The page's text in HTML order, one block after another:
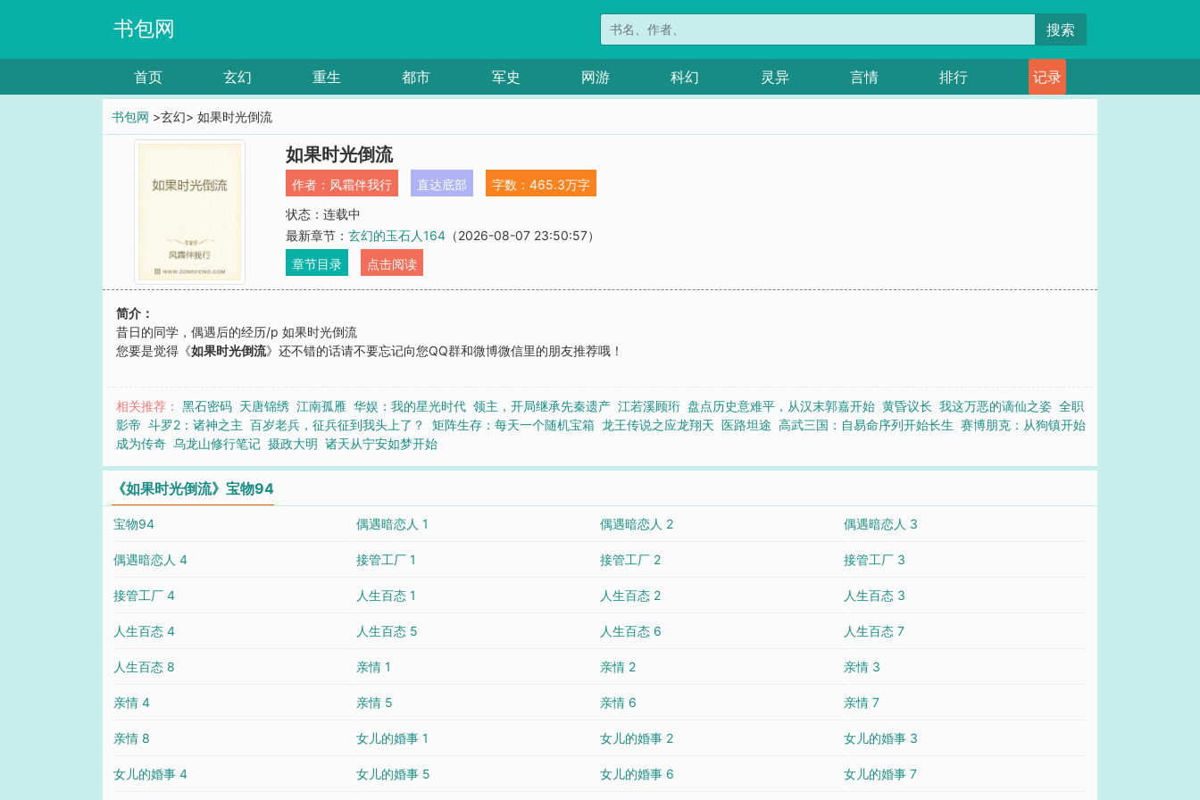
书包网 搜索
首页 玄幻 重生 都市 军史 网游 科幻 灵异 言情 排行 记录
书包网 >玄幻> 如果时光倒流
如果时光倒流
作者： 风霜伴我行 直达底部
字数：465.3万字
状态：连载中
最新章节：玄幻的玉石人164 （2026-08-07 23:50:57）
章节目录
点击阅读
简介：
昔日的同学，偶遇后的经历/p 如果时光倒流
您要是觉得《如果时光倒流》还不错的话请不要忘记向您QQ群和微博微信里的朋友推荐哦！
相关推荐：黑石密码 天唐锦绣 江南孤雁 华娱：我的星光时代 领主，开局继承先秦遗产 江若溪顾珩 盘点历史意难平，从汉末郭嘉开始 黄昏议长 我这万恶的谪仙之姿 全职
影帝 斗罗2：诸神之主 百岁老兵，征兵征到我头上了？ 矩阵生存：每天一个随机宝箱 龙王传说之应龙翔天 医路坦途 高武三国：自易命序列开始长生 赛博朋克：从狗镇开始
成为传奇 乌龙山修行笔记 摄政大明 诸天从宁安如梦开始
《如果时光倒流》宝物94
宝物94 偶遇暗恋人 1 偶遇暗恋人 2 偶遇暗恋人 3
偶遇暗恋人 4 接管工厂 1 接管工厂 2 接管工厂 3
接管工厂 4 人生百态 1 人生百态 2 人生百态 3
人生百态 4 人生百态 5 人生百态 6 人生百态 7
人生百态 8 亲情 1 亲情 2 亲情 3
亲情 4 亲情 5 亲情 6 亲情 7
亲情 8 女儿的婚事 1 女儿的婚事 2 女儿的婚事 3
女儿的婚事 4 女儿的婚事 5 女儿的婚事 6 女儿的婚事 7